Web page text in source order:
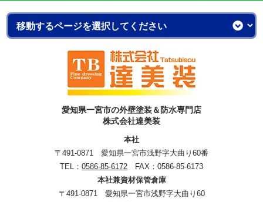
愛知県一宮市の外壁塗装＆防水専門店
株式会社達美装
本社
〒491-0871 愛知県一宮市浅野字大曲り60番
TEL： 0586-85-6172 FAX：0586-85-6173
本社兼資材保管倉庫
〒491-0871 愛知県一宮市浅野字大曲り60